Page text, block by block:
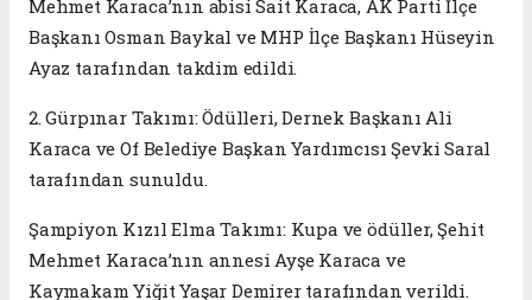
Mehmet Karaca’nın abisi Sait Karaca, AK Parti İlçe
Başkanı Osman Baykal ve MHP İlçe Başkanı Hüseyin
Ayaz tarafından takdim edildi.
2. Gürpınar Takımı: Ödülleri, Dernek Başkanı Ali
Karaca ve Of Belediye Başkan Yardımcısı Şevki Saral
tarafından sunuldu.
Şampiyon Kızıl Elma Takımı: Kupa ve ödüller, Şehit
Mehmet Karaca’nın annesi Ayşe Karaca ve
Kaymakam Yiğit Yaşar Demirer tarafından verildi.